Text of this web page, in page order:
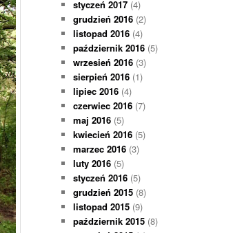
styczeń 2017 (4)
grudzień 2016 (2)
listopad 2016 (4)
październik 2016 (5)
wrzesień 2016 (3)
sierpień 2016 (1)
lipiec 2016 (4)
czerwiec 2016 (7)
maj 2016 (5)
kwiecień 2016 (5)
marzec 2016 (3)
luty 2016 (5)
styczeń 2016 (5)
grudzień 2015 (8)
listopad 2015 (9)
październik 2015 (8)